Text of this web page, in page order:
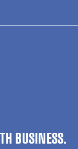
BUSINESS.